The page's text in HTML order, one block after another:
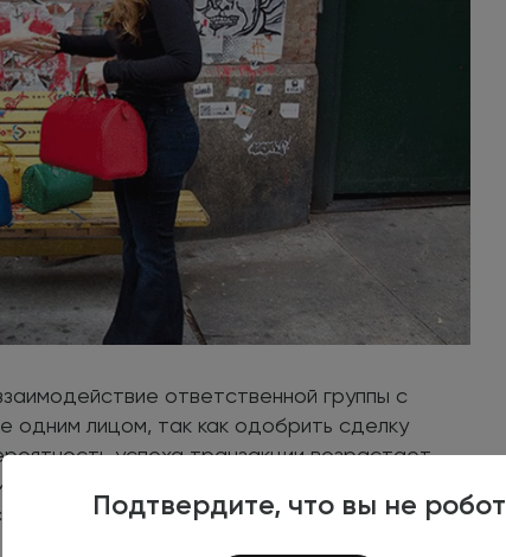
Подтвердите, что вы не робот
ответственной группы с
одним лицом, так как одобрить сделку
успеха транзакции возрастает,
решение и какими критериями